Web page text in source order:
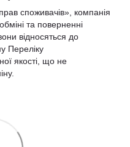
споживачів» , компанія
та поверненні
відносяться до
Переліку
якості, що не
.